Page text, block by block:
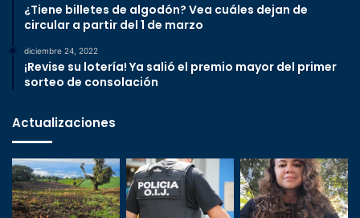
¿Tiene billetes de algodón? Vea cuáles dejan de
circular a partir del 1 de marzo
diciembre 24, 2022
¡Revise su lotería! Ya salió el premio mayor del primer
sorteo de consolación
Actualizaciones